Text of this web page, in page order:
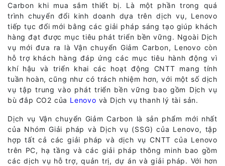
Carbon khi mua sắm thiết bị. Là một phần trong quá
trình chuyển đổi kinh doanh dựa trên dịch vụ, Lenovo
tiếp tục đổi mới bằng các giải pháp sáng tạo giúp khách
hàng đạt được mục tiêu phát triển bền vững. Ngoài Dịch
vụ mới đưa ra là Vận chuyển Giảm Carbon, Lenovo còn
hỗ trợ khách hàng đáp ứng các mục tiêu hành động vì
khí hậu và triển khai các hoạt động CNTT mang tính
tuần hoàn, cũng như có trách nhiệm hơn, với một số dịch
vụ tập trung vào phát triển bền vững bao gồm Dịch vụ
bù đắp CO2 của Lenovo và Dịch vụ thanh lý tài sản.
Dịch vụ Vận chuyển Giảm Carbon là sản phẩm mới nhất
của Nhóm Giải pháp và Dịch vụ (SSG) của Lenovo, tập
hợp tất cả các giải pháp và dịch vụ CNTT của Lenovo
trên PC, hạ tầng và các giải pháp thông minh bao gồm
các dịch vụ hỗ trợ, quản trị, dự án và giải pháp. Với hơn